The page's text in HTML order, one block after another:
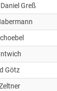
Greß
Götz